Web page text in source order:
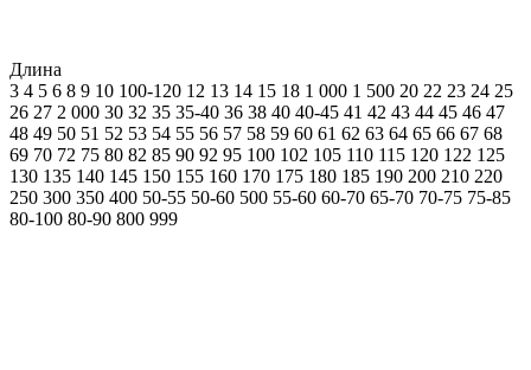
Длина
3 4 5 6 8 9 10 100-120 12 13 14 15 18 1 000 1 500 20 22 23 24 25
26 27 2 000 30 32 35 35-40 36 38 40 40-45 41 42 43 44 45 46 47
48 49 50 51 52 53 54 55 56 57 58 59 60 61 62 63 64 65 66 67 68
69 70 72 75 80 82 85 90 92 95 100 102 105 110 115 120 122 125
130 135 140 145 150 155 160 170 175 180 185 190 200 210 220
250 300 350 400 50-55 50-60 500 55-60 60-70 65-70 70-75 75-85
80-100 80-90 800 999